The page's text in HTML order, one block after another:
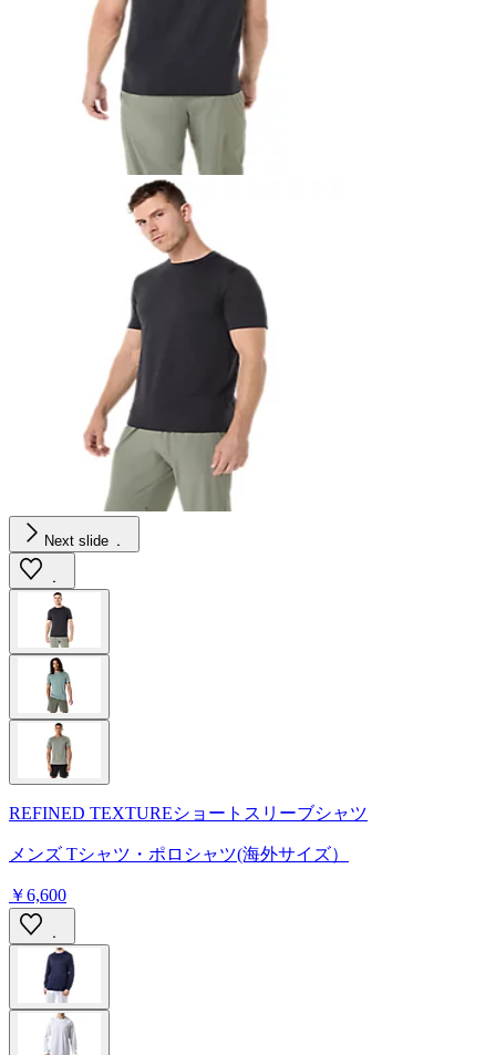
Next slide
REFINED TEXTUREショートスリーブシャツ
メンズ Tシャツ・ポロシャツ(海外サイズ）
￥6,600